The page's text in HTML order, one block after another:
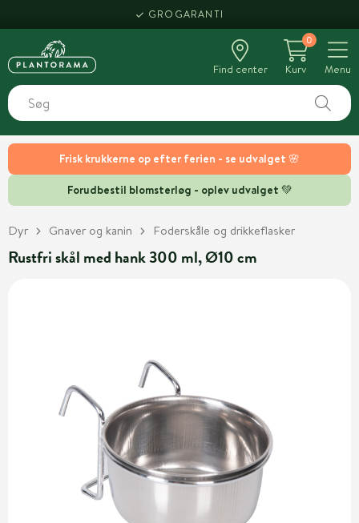
Frisk krukkerne op efter ferien - se udvalget 🌸
Forudbestil blomsterløg - oplev udvalget 💚
GROGARANTI
Find center
0
Kurv
Menu
Dyr Gnaver og kanin Foderskåle og drikkeflasker
Rustfri skål med hank 300 ml, Ø10 cm